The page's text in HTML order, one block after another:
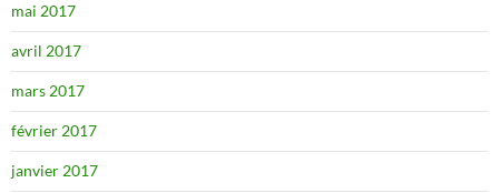
mai 2017
avril 2017
mars 2017
février 2017
janvier 2017